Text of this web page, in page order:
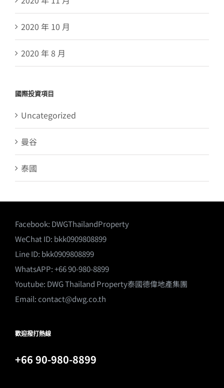
2020 年 10 月
2020 年 8 月
國際投資項目
Uncategorized
曼谷
泰國
Facebook: DWGThailandProperty
WeChat ID: bkk0909808899
Line ID: bkk0909808899
WhatsAPP: +66 90-980-8899
Youtube: DWG Thailand Property泰國德偉地產集團
Email:contact@dwg.co.th
歡迎撥打熱線
+66 90-980-8899